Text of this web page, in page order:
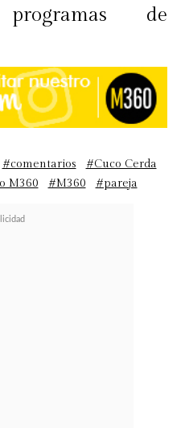
de
#comentarios
#Cuco Cerda
M360 #M360 #pareja